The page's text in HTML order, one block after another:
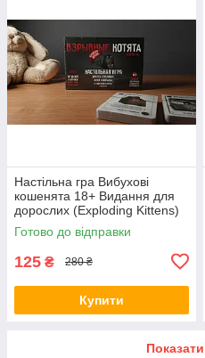
Настільна гра Вибухові
кошенята 18+ Видання для
дорослих (Exploding Kittens)
+ правила УКРАЇНСЬКОЮ
Готово до відправки
125 ₴ 280 ₴
Купити